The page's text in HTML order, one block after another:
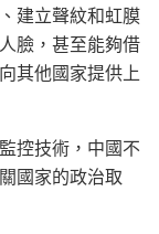
建立聲紋和虹膜
臉，甚至能夠借
其他國家提供上
控技術，中國不
國家的政治取